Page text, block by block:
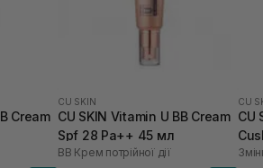
Cream
CU SKIN
CU SKIN Vitamin U BB Cream
Spf 28 Pa++ 45 мл
BB Крем потрійної дії
CU
CU
21